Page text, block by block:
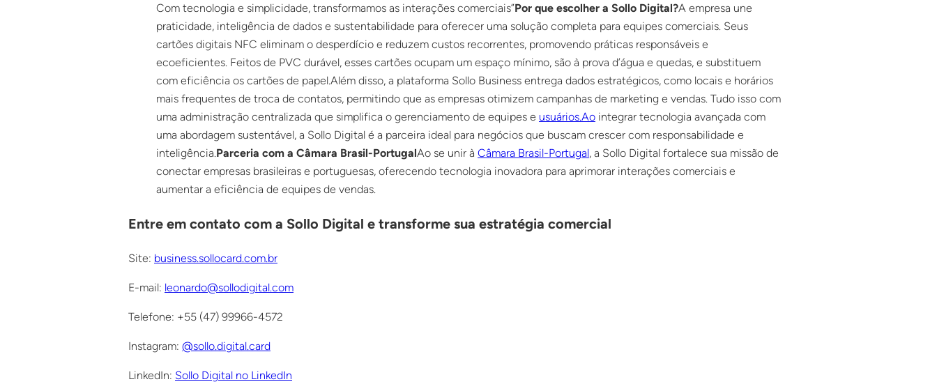
Com tecnologia e simplicidade, transformamos as interações comerciais”Por que escolher a Sollo Digital?A empresa une
praticidade, inteligência de dados e sustentabilidade para oferecer uma solução completa para equipes comerciais. Seus
cartões digitais NFC eliminam o desperdício e reduzem custos recorrentes, promovendo práticas responsáveis e
ecoeficientes. Feitos de PVC durável, esses cartões ocupam um espaço mínimo, são à prova d’água e quedas, e substituem
com eficiência os cartões de papel.Além disso, a plataforma Sollo Business entrega dados estratégicos, como locais e horários
mais frequentes de troca de contatos, permitindo que as empresas otimizem campanhas de marketing e vendas. Tudo isso com
uma administração centralizada que simplifica o gerenciamento de equipes e usuários.Ao integrar tecnologia avançada com
uma abordagem sustentável, a Sollo Digital é a parceira ideal para negócios que buscam crescer com responsabilidade e
inteligência.Parceria com a Câmara Brasil-PortugalAo se unir à Câmara Brasil-Portugal, a Sollo Digital fortalece sua missão de
conectar empresas brasileiras e portuguesas, oferecendo tecnologia inovadora para aprimorar interações comerciais e
aumentar a eficiência de equipes de vendas.
Entre em contato com a Sollo Digital e transforme sua estratégia comercial
Site: business.sollocard.com.br
E-mail: leonardo@sollodigital.com
Telefone: +55 (47) 99966-4572
Instagram: @sollo.digital.card
LinkedIn: Sollo Digital no LinkedIn